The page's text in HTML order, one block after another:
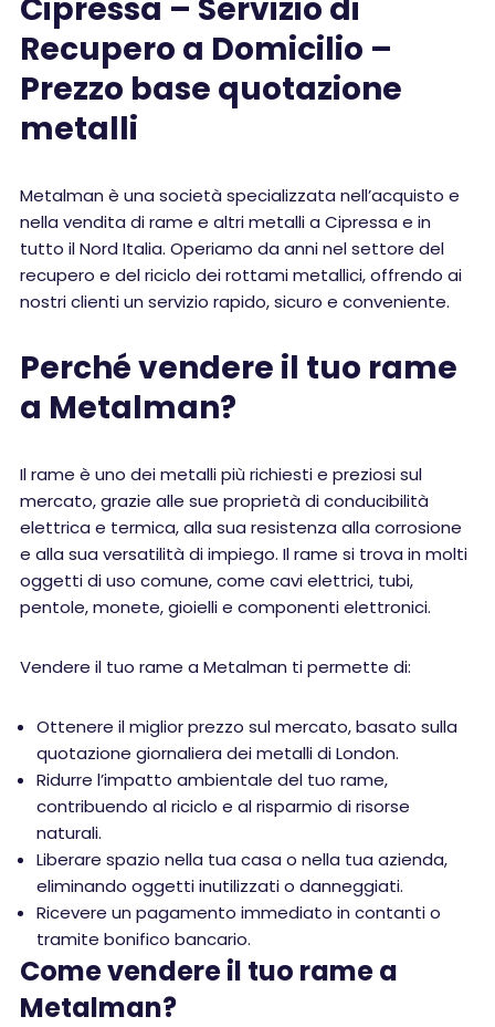
Cipressa – Servizio di
Recupero a Domicilio –
Prezzo base quotazione
metalli
Metalman è una società specializzata nell’acquisto e
nella vendita di rame e altri metalli a Cipressa e in
tutto il Nord Italia. Operiamo da anni nel settore del
recupero e del riciclo dei rottami metallici, offrendo ai
nostri clienti un servizio rapido, sicuro e conveniente.
Perché vendere il tuo rame
a Metalman?
Il rame è uno dei metalli più richiesti e preziosi sul
mercato, grazie alle sue proprietà di conducibilità
elettrica e termica, alla sua resistenza alla corrosione
e alla sua versatilità di impiego. Il rame si trova in molti
oggetti di uso comune, come cavi elettrici, tubi,
pentole, monete, gioielli e componenti elettronici.
Vendere il tuo rame a Metalman ti permette di:
Ottenere il miglior prezzo sul mercato, basato sulla
quotazione giornaliera dei metalli di London.
Ridurre l’impatto ambientale del tuo rame,
contribuendo al riciclo e al risparmio di risorse
naturali.
Liberare spazio nella tua casa o nella tua azienda,
eliminando oggetti inutilizzati o danneggiati.
Ricevere un pagamento immediato in contanti o
tramite bonifico bancario.
Come vendere il tuo rame a
Metalman?